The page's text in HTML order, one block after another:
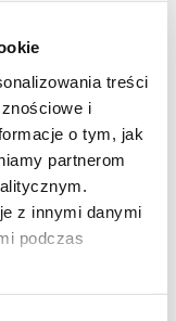
treści
i
o tym, jak
partnerom
z innymi danymi
podczas
bazylią i
lekko je